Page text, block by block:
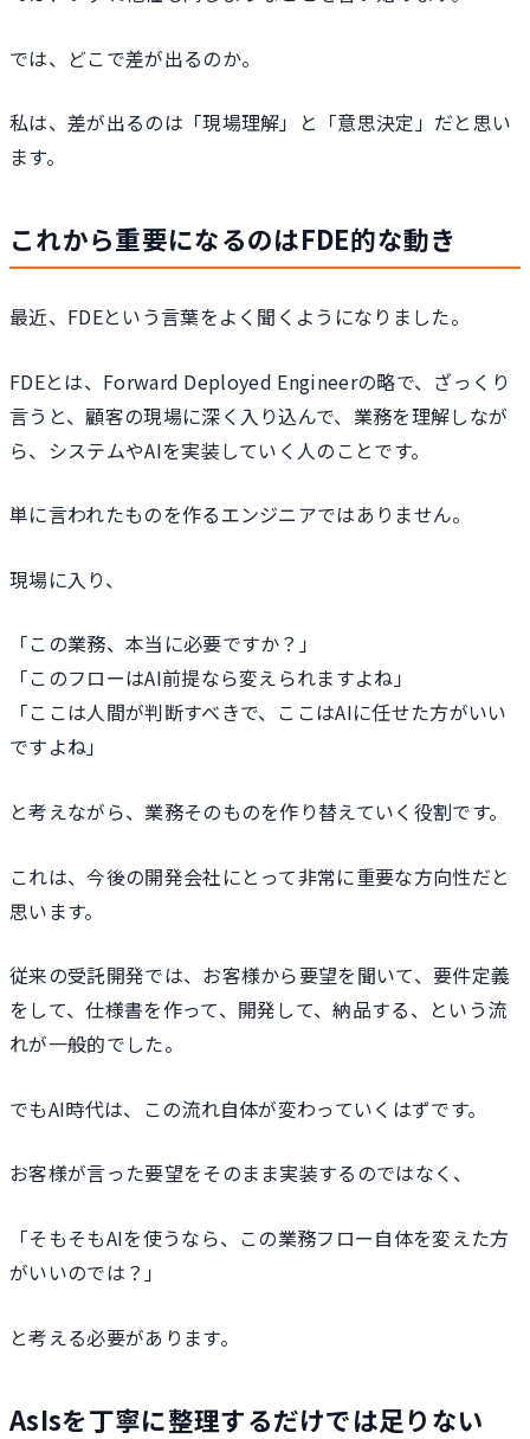
では、どこで差が出るのか。
私は、差が出るのは「現場理解」と「意思決定」だと思い
ます。
これから重要になるのはFDE的な動き
最近、FDEという言葉をよく聞くようになりました。
FDEとは、Forward Deployed Engineerの略で、ざっくり
言うと、顧客の現場に深く入り込んで、業務を理解しなが
ら、システムやAIを実装していく人のことです。
単に言われたものを作るエンジニアではありません。
現場に入り、
「この業務、本当に必要ですか？」
「このフローはAI前提なら変えられますよね」
「ここは人間が判断すべきで、ここはAIに任せた方がいい
ですよね」
と考えながら、業務そのものを作り替えていく役割です。
これは、今後の開発会社にとって非常に重要な方向性だと
思います。
従来の受託開発では、お客様から要望を聞いて、要件定義
をして、仕様書を作って、開発して、納品する、という流
れが一般的でした。
でもAI時代は、この流れ自体が変わっていくはずです。
お客様が言った要望をそのまま実装するのではなく、
「そもそもAIを使うなら、この業務フロー自体を変えた方
がいいのでは？」
と考える必要があります。
AsIsを丁寧に整理するだけでは足りない